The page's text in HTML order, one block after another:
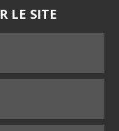
LE SITE